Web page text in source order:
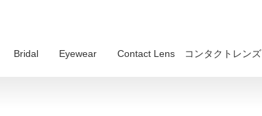
Bridal Eyewear Contact Lens コンタクトレンズ